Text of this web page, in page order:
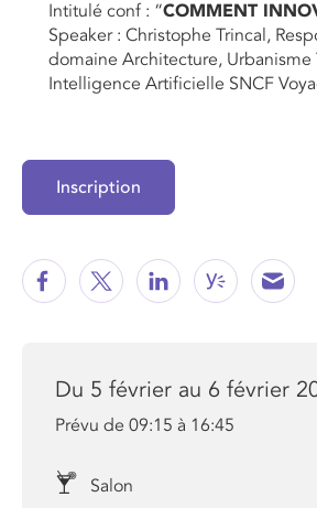
Intitulé conf : “COMMENT
Speaker : Christophe Trincal,
domaine Architecture, Urbanisme
Intelligence Artificielle SNCF
Inscription
Du 5 février au 6 février
Prévu de 09:15 à 16:45
Salon